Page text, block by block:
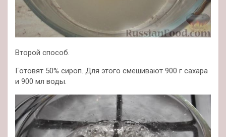
Второй способ.
Готовят 50% сироп. Для этого смешивают 900 г сахара
и 900 мл воды.